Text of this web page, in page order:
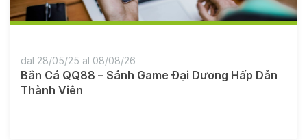
Bắn Cá QQ88 – Sảnh Game Đại Dương Hấp Dẫn
Thành Viên
dal 28/05/25 al 08/08/26